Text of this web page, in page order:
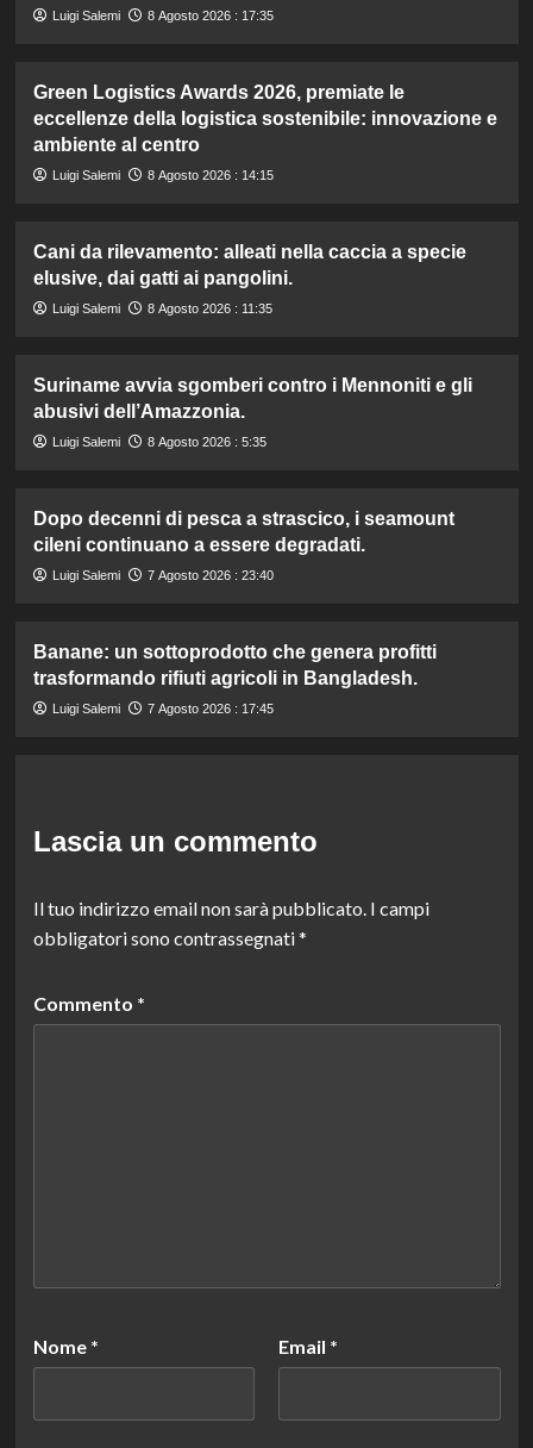
Luigi Salemi 8 Agosto 2026 : 17:35
Green Logistics Awards 2026, premiate le
eccellenze della logistica sostenibile: innovazione e
ambiente al centro
Luigi Salemi 8 Agosto 2026 : 14:15
Cani da rilevamento: alleati nella caccia a specie
elusive, dai gatti ai pangolini.
Luigi Salemi 8 Agosto 2026 : 11:35
Suriname avvia sgomberi contro i Mennoniti e gli
abusivi dell’Amazzonia.
Luigi Salemi 8 Agosto 2026 : 5:35
Dopo decenni di pesca a strascico, i seamount
cileni continuano a essere degradati.
Luigi Salemi 7 Agosto 2026 : 23:40
Banane: un sottoprodotto che genera profitti
trasformando rifiuti agricoli in Bangladesh.
Luigi Salemi 7 Agosto 2026 : 17:45
Lascia un commento
Il tuo indirizzo email non sarà pubblicato. I campi
obbligatori sono contrassegnati*
Commento *
Nome * Email *